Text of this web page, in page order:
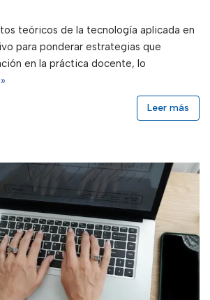
teóricos de la tecnología aplicada en
para ponderar estrategias que
en la práctica docente, lo
Leer más